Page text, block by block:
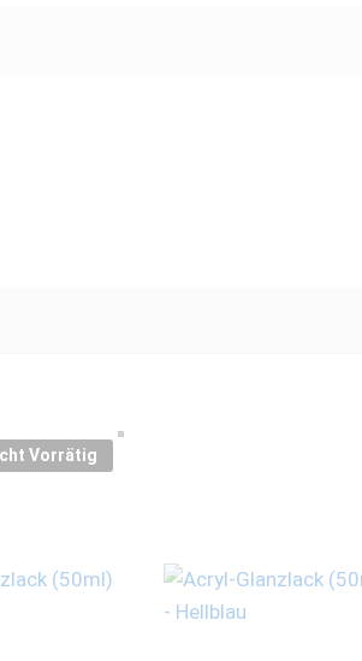
Vorrätig